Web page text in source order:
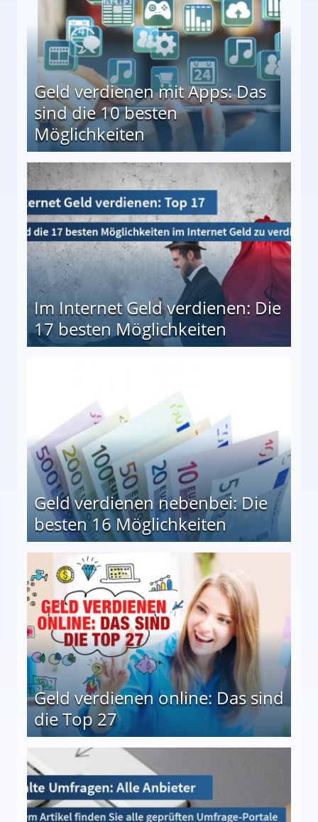
Geld verdienen mit Apps: Das
sind die 10 besten
Möglichkeiten
besten Möglichkeiten
Im Internet Geld verdienen: Die
17 besten Möglichkeiten
Geld verdienen nebenbei: Die
besten 16 Möglichkeiten
Geld verdienen online: Das sind
die Top 27